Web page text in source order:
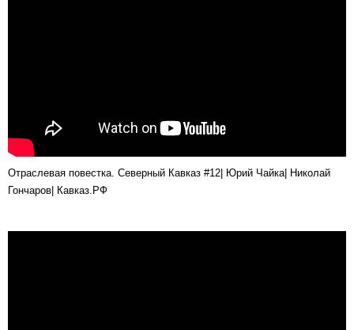
Отраслевая повестка. Северный Кавказ #12| Юрий Чайка| Николай
Гончаров| Кавказ.РФ